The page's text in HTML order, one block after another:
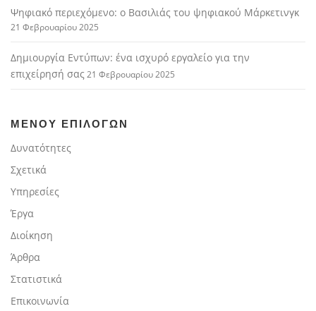
Ψηφιακό περιεχόμενο: ο Βασιλιάς του ψηφιακού Μάρκετινγκ
21 Φεβρουαρίου 2025
Δημιουργία Εντύπων: ένα ισχυρό εργαλείο για την
επιχείρησή σας 21 Φεβρουαρίου 2025
ΜΕΝΟΎ ΕΠΙΛΟΓΏΝ
Δυνατότητες
Σχετικά
Υπηρεσίες
Έργα
Διοίκηση
Άρθρα
Στατιστικά
Επικοινωνία